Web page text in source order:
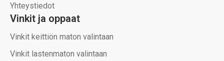
Yhteystiedot
Vinkit ja oppaat
Vinkit keittiön maton valintaan
Vinkit lastenmaton valintaan